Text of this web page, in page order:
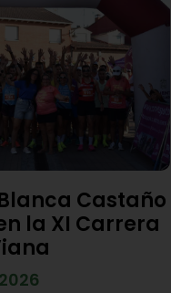
Castaño
la XI Carrera